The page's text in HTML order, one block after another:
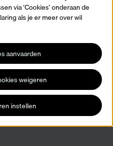
via ‘Cookies’ onderaan de
als je er meer over wil
aanvaarden
weigeren
instellen